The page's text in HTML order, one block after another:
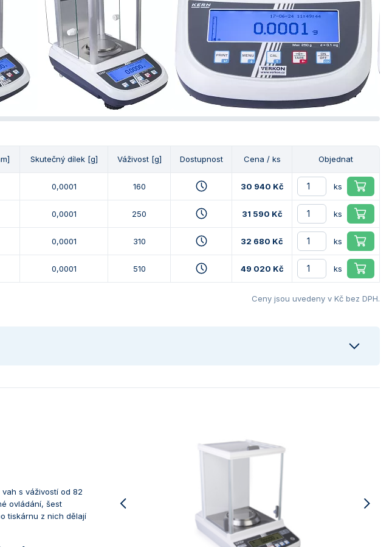
Skutečný dílek [g] Váživost [g] Dostupnost Cena / ks Objednat
0,0001 160 30 940 Kč ks
0,0001 250 31 590 Kč ks
0,0001 310 32 680 Kč ks
0,0001 510 49 020 Kč ks
Ceny jsou uvedeny v Kč bez DPH.
s váživostí od 82
ovládání, šest
tiskárnu z nich dělají